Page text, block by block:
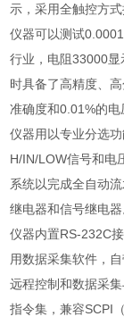
示，采用全触控方
仪器可以测试
行业，电阻33000
时具备了高精度、
准确度和0.01%的电
仪器用以专业分选
H/IN/LOW信号和电
系统以完成全自动
继电器和信号继电器
仪器内置RS-232C
用数据采集软件，
远程控制和数据采
指令集，兼容SCPI